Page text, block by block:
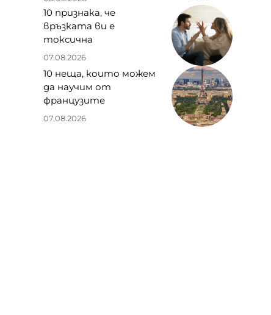
10 признака, че
връзката ви е
токсична
07.08.2026
10 неща, които можем
да научим от
французите
07.08.2026